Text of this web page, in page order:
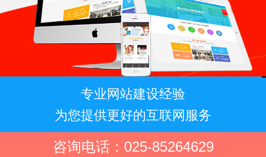
专业网站建设经验
为您提供更好的互联网服务
咨询电话：025-85264629